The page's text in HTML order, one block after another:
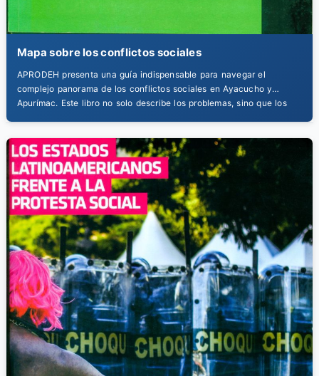
Mapa sobre los conflictos sociales
APRODEH presenta una guía indispensable para navegar el
complejo panorama de los conflictos sociales en Ayacucho y
Apurímac. Este libro no solo describe los problemas, sino que los
investigadores, funcionarios y organizaciones que operan en la
región.